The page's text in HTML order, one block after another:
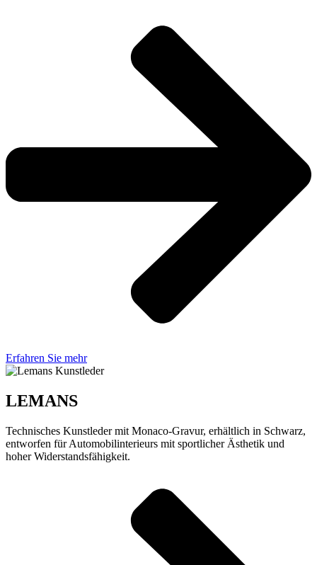
Erfahren Sie mehr
LEMANS
Technisches Kunstleder mit Monaco-Gravur, erhältlich in Schwarz,
entworfen für Automobilinterieurs mit sportlicher Ästhetik und
hoher Widerstandsfähigkeit.